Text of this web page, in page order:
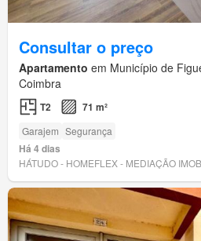
Consultar o preço
Apartamento em Município de
Coimbra
T2 71 m²
Garajem Segurança
Há 4 dias
HÁTUDO - HOMEFLEX - MEDIAÇÃO